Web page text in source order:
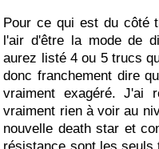
Pour ce qui est du côté
l'air d'être la mode de
aurez listé 4 ou 5 trucs
donc franchement dire
vraiment exagéré. J'ai
vraiment rien à voir au
nouvelle death star et